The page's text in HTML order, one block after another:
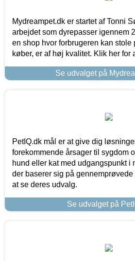
Mydreampet.dk er startet af Tonni
arbejdet som dyrepasser igennem
en shop hvor forbrugeren kan stole
køber, er af høj kvalitet. Klik her for
Se udvalget på
PetIQ.dk mål er at give dig
forekommende årsager til sygdom
hund eller kat med udgangspunkt i
der baserer sig på gennemprøvede
at se deres udvalg.
Se udvalget på